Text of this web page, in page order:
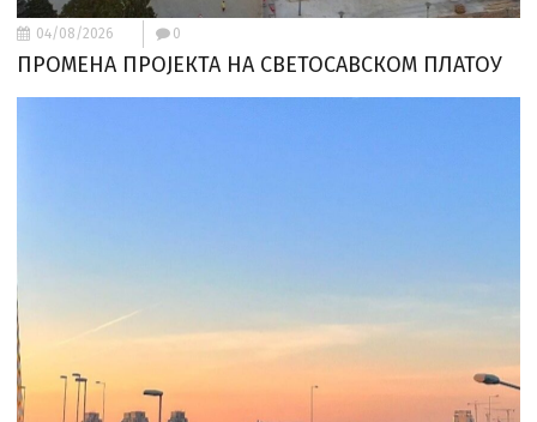
04/08/2026 0
ПРОМЕНА ПРОЈЕКТА НА СВЕТОСАВСКОМ ПЛАТОУ